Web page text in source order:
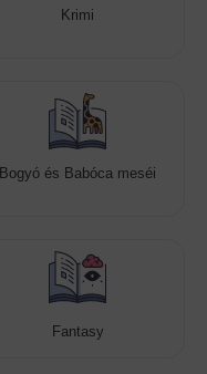
Krimi
Bogyó és Babóca meséi
Fantasy